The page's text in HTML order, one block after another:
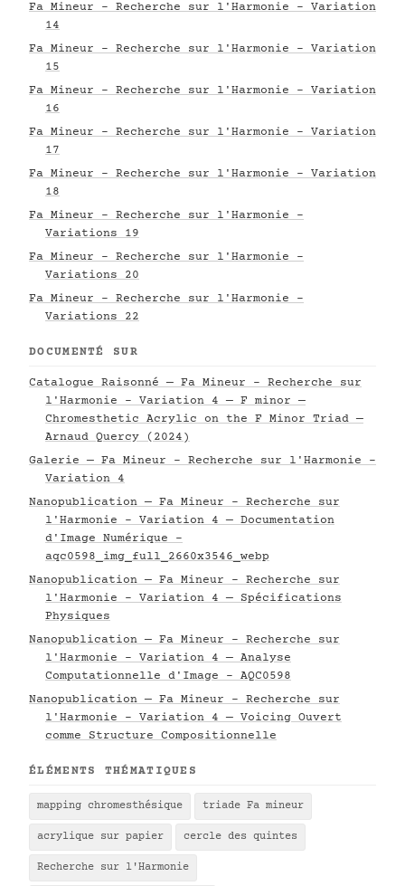
Fa Mineur - Recherche sur l'Harmonie - Variation
14
Fa Mineur - Recherche sur l'Harmonie - Variation
15
Fa Mineur - Recherche sur l'Harmonie - Variation
16
Fa Mineur - Recherche sur l'Harmonie - Variation
17
Fa Mineur - Recherche sur l'Harmonie - Variation
18
Fa Mineur - Recherche sur l'Harmonie -
Variations 19
Fa Mineur - Recherche sur l'Harmonie -
Variations 20
Fa Mineur - Recherche sur l'Harmonie -
Variations 22
DOCUMENTÉ SUR
Catalogue Raisonné — Fa Mineur - Recherche sur
l'Harmonie - Variation 4 — F minor —
Chromesthetic Acrylic on the F Minor Triad —
Arnaud Quercy (2024)
Galerie — Fa Mineur - Recherche sur l'Harmonie -
Variation 4
Nanopublication — Fa Mineur - Recherche sur
l'Harmonie - Variation 4 — Documentation
d'Image Numérique -
aqc0598_img_full_2660x3546_webp
Nanopublication — Fa Mineur - Recherche sur
l'Harmonie - Variation 4 — Spécifications
Physiques
Nanopublication — Fa Mineur - Recherche sur
l'Harmonie - Variation 4 — Analyse
Computationnelle d'Image - AQC0598
Nanopublication — Fa Mineur - Recherche sur
l'Harmonie - Variation 4 — Voicing Ouvert
comme Structure Compositionnelle
ÉLÉMENTS THÉMATIQUES
mapping chromesthésique triade Fa mineur
acrylique sur papier cercle des quintes
Recherche sur l'Harmonie